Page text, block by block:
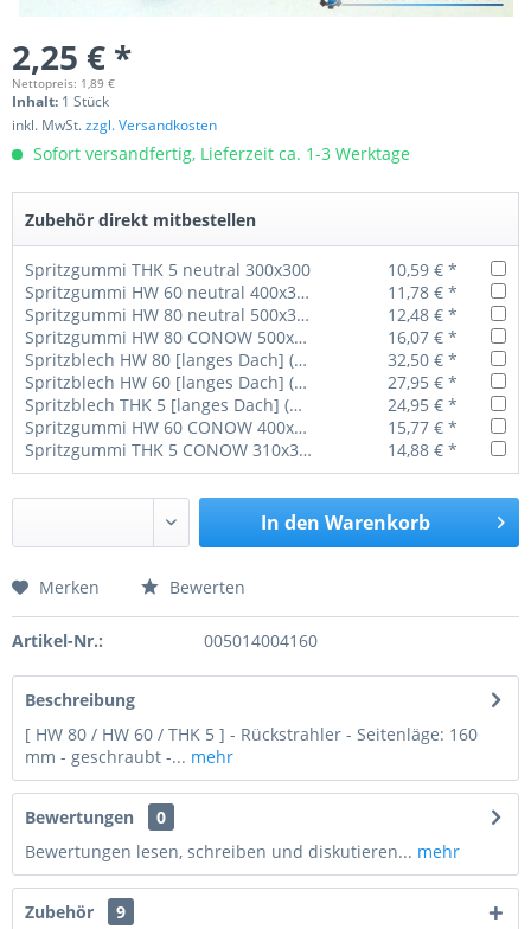
2,25 € *
Nettopreis: 1,89 €
Inhalt: 1 Stück
inkl. MwSt.zzgl. Versandkosten
Sofort versandfertig, Lieferzeit ca. 1-3 Werktage
Zubehör direkt mitbestellen
Spritzgummi THK 5 neutral 300x300
10,59 € *
Spritzgummi HW 60 neutral 400x300
11,78 € *
Spritzgummi HW 80 neutral 500x300
12,48 € *
Spritzgummi HW 80 CONOW 500x300
16,07 € *
Spritzblech HW 80 [langes Dach] (Original Teil)
32,50 € *
Spritzblech HW 60 [langes Dach] (Original Teil)
27,95 € *
Spritzblech THK 5 [langes Dach] (Original Teil)
24,95 € *
Spritzgummi HW 60 CONOW 400x300
15,77 € *
Spritzgummi THK 5 CONOW 310x300
14,88 € *
In den Warenkorb
Preis anfragen
Merken Bewerten
Artikel-Nr.: 005014004160
Beschreibung
[ HW 80 / HW 60 / THK 5 ] - Rückstrahler - Seitenläge: 160
mm - geschraubt -... mehr
Bewertungen
0
Bewertungen lesen, schreiben und diskutieren... mehr
Zubehör 9